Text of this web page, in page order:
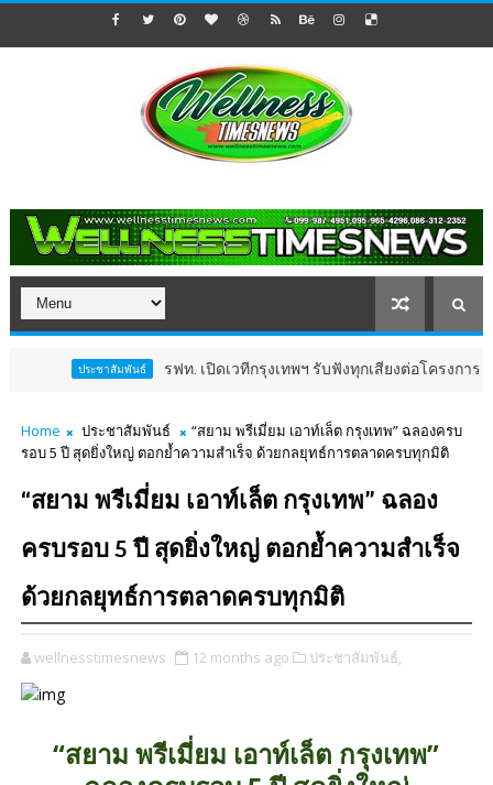
รฟท. เปิดเวทีกรุงเทพฯ รับฟังทุกเสียงต่อโครงการรถไฟฟ้าวงเ
Home ประชาสัมพันธ์
“สยาม พรีเมี่ยม เอาท์เล็ต กรุงเทพ” ฉลองครบ
รอบ 5 ปี สุดยิ่งใหญ่ ตอกย้ำความสำเร็จ ด้วยกลยุทธ์การตลาดครบทุกมิติ
“สยาม พรีเมี่ยม เอาท์เล็ต กรุงเทพ” ฉลอง
ครบรอบ 5 ปี สุดยิ่งใหญ่ ตอกย้ำความสำเร็จ
ด้วยกลยุทธ์การตลาดครบทุกมิติ
wellnesstimesnews 12 months ago ประชาสัมพันธ์,
“สยาม พรีเมี่ยม เอาท์เล็ต กรุงเทพ”